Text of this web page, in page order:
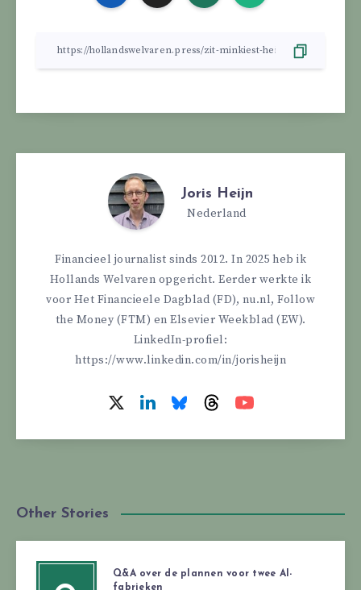
Joris Heijn
Nederland
Financieel journalist sinds 2012. In 2025 heb ik
Hollands Welvaren opgericht. Eerder werkte ik
voor Het Financieele Dagblad (FD), nu.nl, Follow
the Money (FTM) en Elsevier Weekblad (EW).
LinkedIn-profiel:
https://www.linkedin.com/in/jorisheijn
Other Stories
Q&A over de plannen voor twee AI-
fabrieken